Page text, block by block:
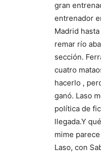
gran
entrenador
Madrid
remar río
sección.
cuatro
hacerlo ,
ganó. Laso
política de
llegada.Y
mime
Laso, con